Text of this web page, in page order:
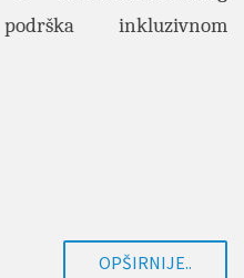
podrška inkluzivnom
OPŠIRNIJE..